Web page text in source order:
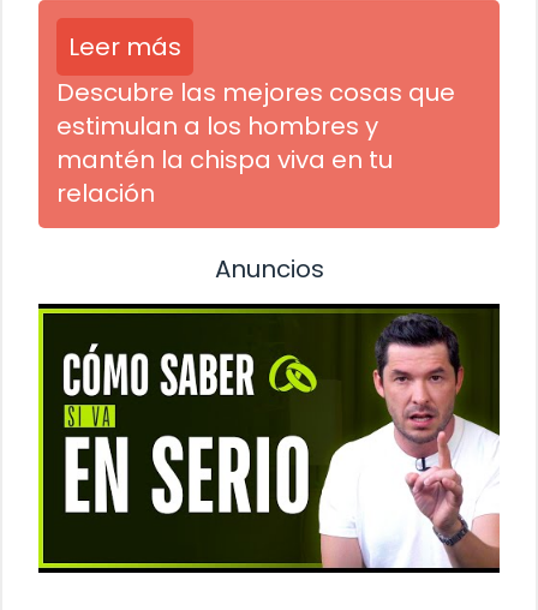
Leer más
Descubre las mejores cosas que
estimulan a los hombres y
mantén la chispa viva en tu
relación
Anuncios